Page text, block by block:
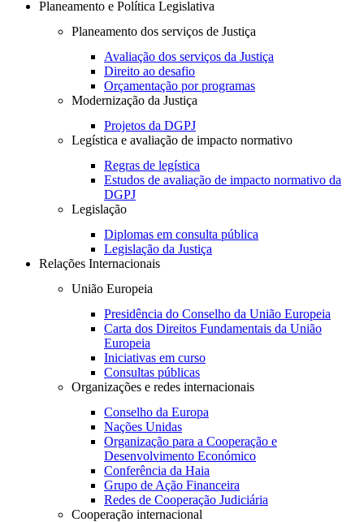
Planeamento e Política Legislativa
Planeamento dos serviços de Justiça
Avaliação dos serviços da Justiça
Direito ao desafio
Orçamentação por programas
Modernização da Justiça
Projetos da DGPJ
Legística e avaliação de impacto normativo
Regras de legística
Estudos de avaliação de impacto normativo da
DGPJ
Legislação
Diplomas em consulta pública
Legislação da Justiça
Relações Internacionais
União Europeia
Presidência do Conselho da União Europeia
Carta dos Direitos Fundamentais da União
Europeia
Iniciativas em curso
Consultas públicas
Organizações e redes internacionais
Conselho da Europa
Nações Unidas
Organização para a Cooperação e
Desenvolvimento Económico
Conferência da Haia
Grupo de Ação Financeira
Redes de Cooperação Judiciária
Cooperação internacional